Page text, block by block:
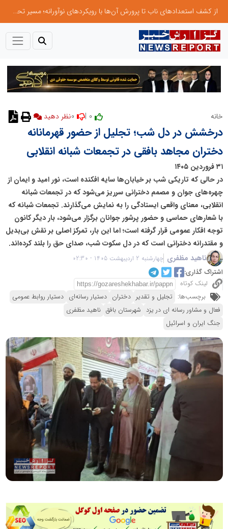
از کشف استعدادهای ناب تا پرورش آن‌ها با رویکردهای نوآورانه؛ مسیر تحول‌آفرین شنای ایران در سطح جهانی
خانه نظر دهید
درخشش در دل شب؛ تجلیل از حضور قهرمانانه
دختران مجاهد بافقی در تجمعات شبانه انقلابی
۳۱ فروردین ۱۴۰۵
در حالی که تاریکی شب بر خیابان‌ها سایه افکنده است، نور امید و ایمان از
چهره‌های جوان و مصمم دخترانی سرریز می‌شود که در تجمعات شبانه
انقلابی، معنای واقعی ایستادگی را به نمایش می‌گذارند. تجمعات شبانه که
با شعارهای حماسی و حضور پرشور جوانان برگزار می‌شود، بار دیگر کانون
توجه افکار عمومی قرار گرفته است؛ اما این بار، تمرکز اصلی بر نقش بی‌بدیل
و مقتدرانه دخترانی است که در دل سکوت شب، صدای حق را بلند کرده‌اند.
ناهید مظفری چهارشنبه 2 اردیبهشت 1405 - 02:30
اشتراک گذاری:
لینک کوتاه
برچسب‌ها: تجلیل و تقدیر دختران دستیار رسانه‌ای دستیار روابط عمومی
فعال و مشاور رسانه ای در یزد شهرستان بافق ناهید مظفری
جنگ ایران و اسرائیل